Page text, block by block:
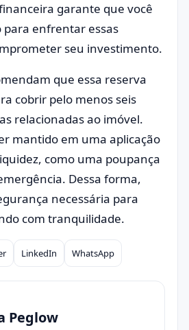
garante que você
enfrentar essas
seu investimento.
que essa reserva
cobrir pelo menos seis
relacionadas ao imóvel.
mantido em uma aplicação
como uma poupança
Dessa forma,
necessária para
com tranquilidade.
LinkedIn WhatsApp
Peglow